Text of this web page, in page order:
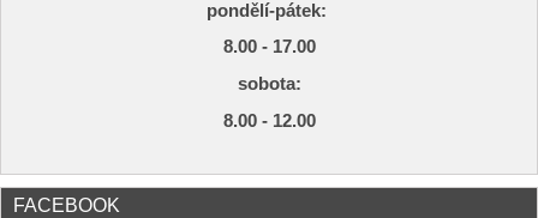
pondělí-pátek:
8.00 - 17.00
sobota:
8.00 - 12.00
FACEBOOK